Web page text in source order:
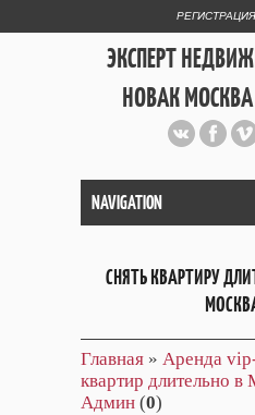
РЕГИСТРАЦИЯ
ЭКСПЕРТ
НОВАК
Публичный сайт
web дизайнера
NAVIGATION
СНЯТЬ КВАРТИРУ
Главная » Аренда
квартир длительно в
Админ (0)